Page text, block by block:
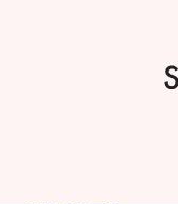
VINIDA SAVANT